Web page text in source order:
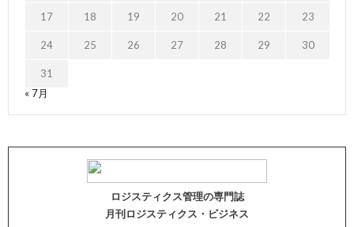
17 18 19 20 21 22 23
24 25 26 27 28 29 30
31
« 7月
ロジスティクス管理の専門誌
月刊ロジスティクス・ビジネス